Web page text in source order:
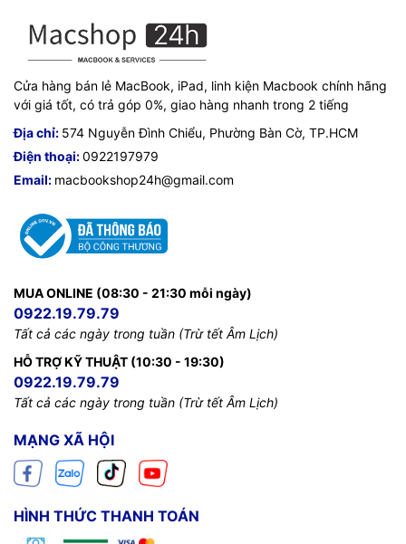
Cửa hàng bán lẻ MacBook, iPad, linh kiện Macbook chính hãng
với giá tốt, có trả góp 0%, giao hàng nhanh trong 2 tiếng
Địa chỉ: 574 Nguyễn Đình Chiểu, Phường Bàn Cờ, TP.HCM
Điện thoại:0922197979
Email: macbookshop24h@gmail.com
MUA ONLINE (08:30 - 21:30 mỗi ngày)
0922.19.79.79
Tất cả các ngày trong tuần (Trừ tết Âm Lịch)
HỖ TRỢ KỸ THUẬT (10:30 - 19:30)
0922.19.79.79
Tất cả các ngày trong tuần (Trừ tết Âm Lịch)
MẠNG XÃ HỘI
HÌNH THỨC THANH TOÁN